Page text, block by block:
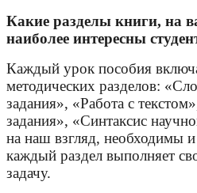
Какие разделы книги, на
наиболее интересны
Каждый урок пособия
методических разделов:
задания», «Работа с
задания», «Синтаксис
на наш взгляд, необходимы
каждый раздел выполняет
задачу.